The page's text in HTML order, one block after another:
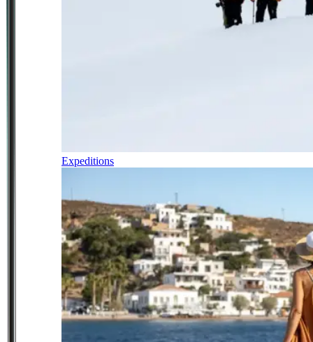
Expeditions